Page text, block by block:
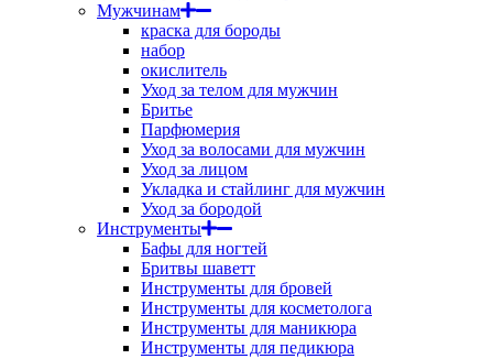
Мужчинам
краска для бороды
набор
окислитель
Уход за телом для мужчин
Бритье
Парфюмерия
Уход за волосами для мужчин
Уход за лицом
Укладка и стайлинг для мужчин
Уход за бородой
Инструменты
Бафы для ногтей
Бритвы шаветт
Инструменты для бровей
Инструменты для косметолога
Инструменты для маникюра
Инструменты для педикюра